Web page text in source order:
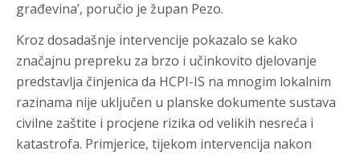
građevina’, poručio je župan Pezo.
Kroz dosadašnje intervencije pokazalo se kako
značajnu prepreku za brzo i učinkovito djelovanje
predstavlja činjenica da HCPI-IS na mnogim lokalnim
razinama nije uključen u planske dokumente sustava
civilne zaštite i procjene rizika od velikih nesreća i
katastrofa. Primjerice, tijekom intervencija nakon